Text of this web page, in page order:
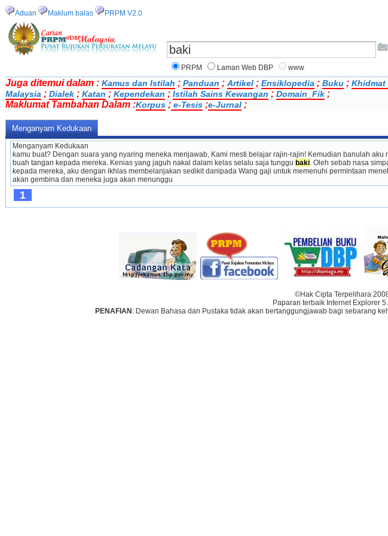
Aduan Maklum balas PRPM V2.0
PRPM
Laman Web DBP www
Juga ditemui dalam : Kamus dan Istilah ; Panduan ; Artikel ; Ensiklopedia ; Buku ; Khidmat
Malaysia ; Dialek ; Katan ; Kependekan ; Istilah Sains Kewangan ; Domain_Fik ;
Maklumat Tambahan Dalam :Korpus ; e-Tesis ;e-Jurnal ;
Menganyam Kedukaan
Menganyam Kedukaan
kamu buat? Dengan suara yang nyaring meneka menjawab, Kami mesti belajar rajin-rajin! Kemudian banulah aku
buah tangan kepada mereka. Kenias yang jaguh nakal dalam kelas selalu saja tunggu baki. Oleh sebab nasa
kepada mereka, aku dengan ikhlas membelanjakan sedikit danipada Wang gaji untuk memenuhi permintaan
akan gembina dan meneka juga akan menunggu
1
©Hak Cipta Terpelihara
Paparan terbaik Internet Explorer
PENAFIAN : Dewan Bahasa dan Pustaka tidak akan bertanggungjawab bagi sebarang